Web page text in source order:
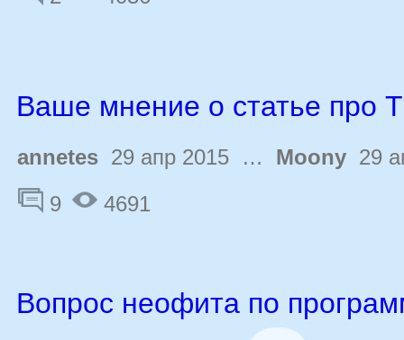
Ваше мнение о статье про
annetes 29 апр 2015 … Moony 29
9
4691
Вопрос неофита по